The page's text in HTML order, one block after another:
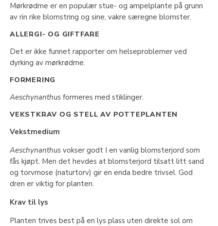
Mørkrødme er en populær stue- og ampelplante på grunn
av rin rike blomstring og sine, vakre særegne blomster.
ALLERGI- OG GIFTFARE
Det er ikke funnet rapporter om helseproblemer ved
dyrking av mørkrødme.
FORMERING
Aeschynanthus formeres med stiklinger.
VEKSTKRAV OG STELL AV POTTEPLANTEN
Vekstmedium
Aeschynanthus vokser godt I en vanlig blomsterjord som
fås kjøpt. Men det hevdes at blomsterjord tilsatt litt sand
og torvmose (naturtorv) gir en enda bedre trivsel. God
dren er viktig for planten.
Krav til lys
Planten trives best på en lys plass uten direkte sol om